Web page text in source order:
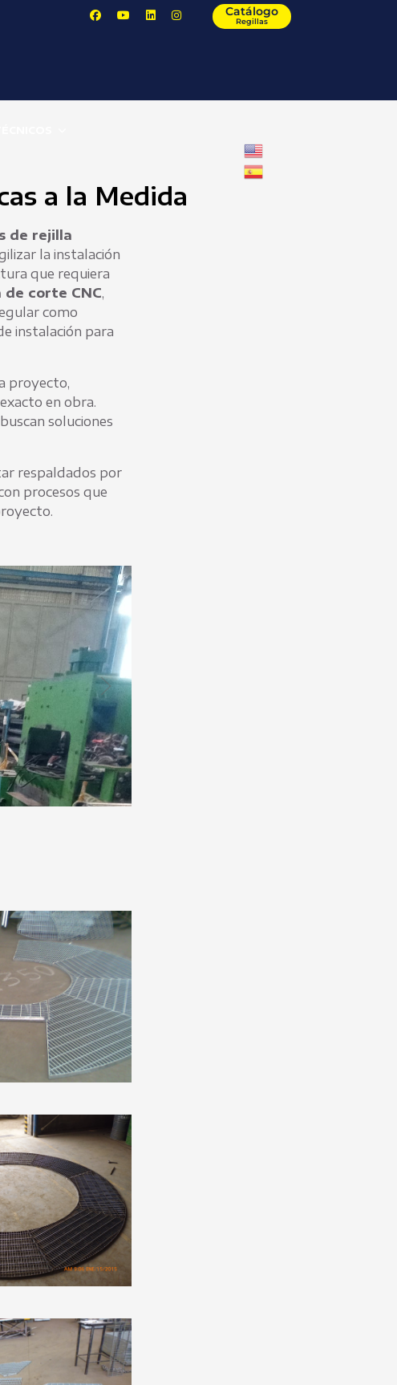
Catálogo
Regillas
a la Medida
de rejilla
la instalación
que requiera
corte CNC,
como
instalación para
proyecto,
en obra.
soluciones
respaldados por
procesos que
13 at 15042 PM
05-13 at 15044 PM 2
de-rejillas-metalicas-taesmet-00
de-rejillas-metalicas-taesmet-01
medida-de-rejillas-metalicas-taesmet-02